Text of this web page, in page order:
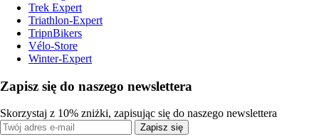
Trek Expert
Triathlon-Expert
TripnBikers
Vélo-Store
Winter-Expert
Zapisz się do naszego newslettera
Skorzystaj z 10% zniżki, zapisując się do naszego newslettera
Zapisz się